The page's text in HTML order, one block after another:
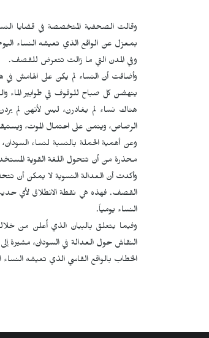
وقالت الصحفية المتخصصة في قضايا
بمعزل عن الواقع الذي تعيشه النساء
وفي المدن التي ما زالت تتعرض للقصف.
وأضافت أن النساء لم يكن على الهامش
ينهضن كل صباح للوقوف في طوابير الماء
هناك نساء لم يغادرن، ليس لأنهن لم
الرصاص، وينمن على احتمال الموت،
وعن أهمية الحملة بالنسبة لنساء
محذرة من أن تتحول اللغة القوية
وأكدت أن العدالة النسوية لا يمكن أن
القصف. فهذه هي نقطة الانطلاق لأي حديث
النساء يومياً.
وفيما يتعلق بالبيان الذي أُعلن من
النقاش حول العدالة في السودان، مشيرة
الخطاب بالواقع القاسي الذي تعيشه النساء